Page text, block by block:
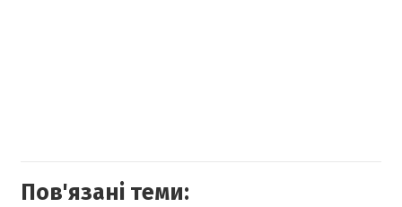
Пов'язані теми: